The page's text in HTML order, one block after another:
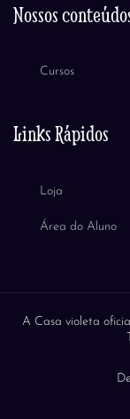
Nossos
Cursos
Links Rápidos
Loja
Área do Aluno
A Casa violeta